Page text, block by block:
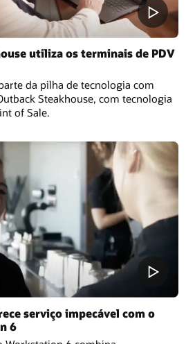
utiliza os terminais de PDV
da pilha de tecnologia com
Steakhouse, com tecnologia
of Sale.
serviço impecável com o
6